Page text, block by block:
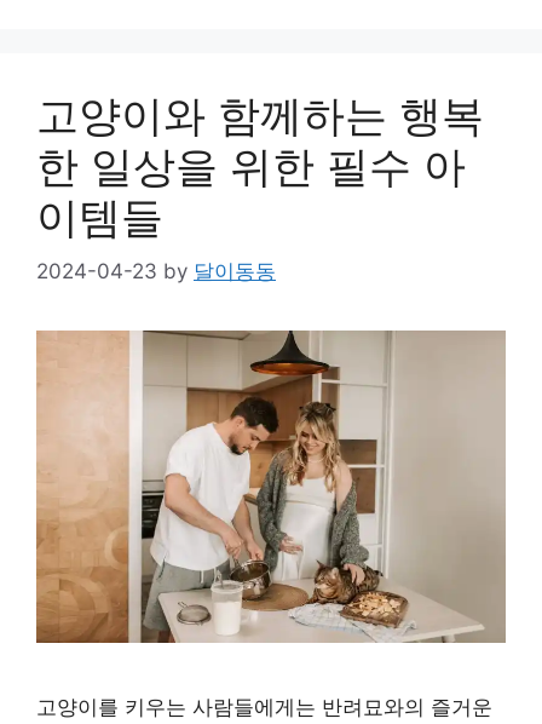
고양이와 함께하는 행복
한 일상을 위한 필수 아
이템들
2024-04-23 by 달이동동
고양이를 키우는 사람들에게는 반려묘와의 즐거운